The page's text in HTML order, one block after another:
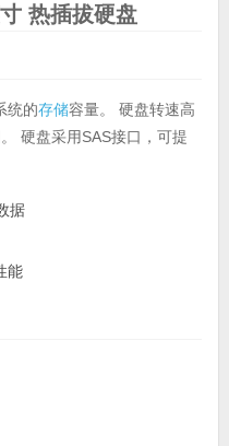
热插拔硬盘
统的存储容量。 硬盘转速高
硬盘采用SAS接口，可提
据
能